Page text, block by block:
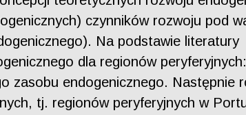
czynników rozwoju pod
Na podstawie literatury
dla regionów
zasobu endogenicznego. Następnie
tj. regionów peryferyjnych w